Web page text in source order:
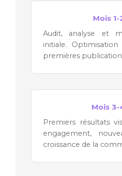
Mois 1-
Audit, analyse et
initiale.
premières
Mois 3-
Premiers résultats
engagement,
croissance de la